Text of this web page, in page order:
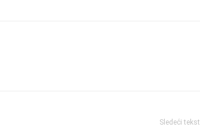
Sledeći tekst